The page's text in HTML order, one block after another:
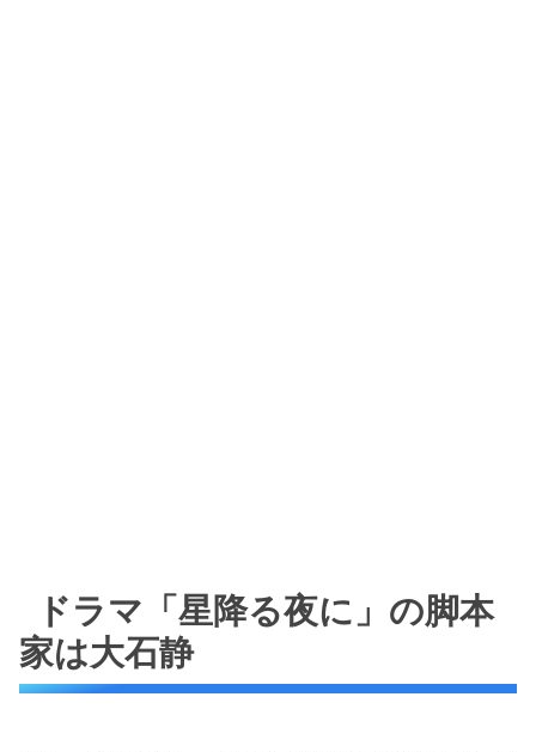
ドラマ「星降る夜に」の脚本
家は大石静